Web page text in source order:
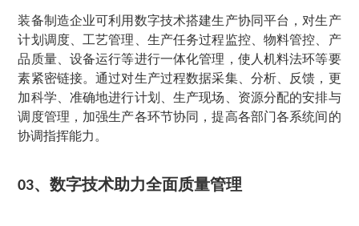
装备制造企业可利用数字技术搭建生产协同平台，对生产
计划调度、工艺管理、生产任务过程监控、物料管控、产
品质量、设备运行等进行一体化管理，使人机料法环等要
素紧密链接。通过对生产过程数据采集、分析、反馈，更
加科学、准确地进行计划、生产现场、资源分配的安排与
调度管理，加强生产各环节协同，提高各部门各系统间的
协调指挥能力。
03、数字技术助力全面质量管理